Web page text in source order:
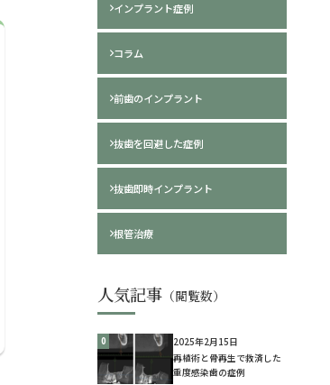
インプラント症例
コラム
前歯のインプラント
抜歯を回避した症例
抜歯即時インプラント
根管治療
人気記事
0
2025年2月15日
再植術と骨再生で救済した
重度感染歯の症例